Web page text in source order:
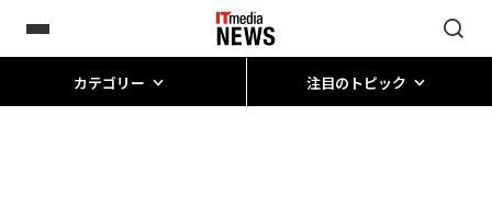
カテゴリー 注目のトピック